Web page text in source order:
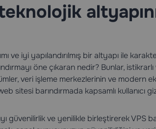
ve iyi yapılandırılmış bir altyapı ile
öne çıkaran nedir? Bunlar,
veri işleme merkezlerinin ve modern
sitesi barındırmada kapsamlı kullanıcı
güvenilirlik ve yenilikle birleştirerek VPS